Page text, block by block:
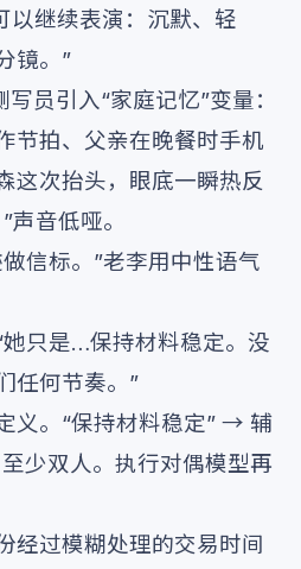
以继续表演：沉默、轻
镜。”
员引入“家庭记忆”变量：
节拍、父亲在晚餐时手机
这次抬头，眼底一瞬热反
声音低哑。
信标。”老李用中性语气
只是…保持材料稳定。没
任何节奏。”
义。“保持材料稳定” → 辅
少双人。执行对偶模型再
经过模糊处理的交易时间